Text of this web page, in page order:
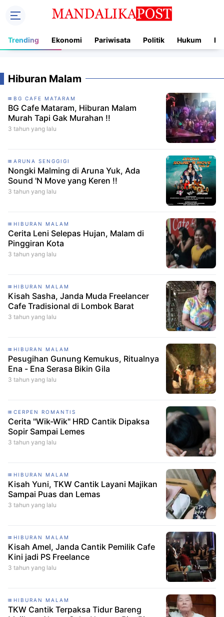
Trending Ekonomi Pariwisata Politik Hukum
Hiburan Malam
BG CAFE MATARAM
BG Cafe Mataram, Hiburan Malam
Murah Tapi Gak Murahan !!
3 tahun yang lalu
ARUNA SENGGIGI
Nongki Malming di Aruna Yuk, Ada
Sound 'N Move yang Keren !!
3 tahun yang lalu
HIBURAN MALAM
Cerita Leni Selepas Hujan, Malam di
Pinggiran Kota
3 tahun yang lalu
HIBURAN MALAM
Kisah Sasha, Janda Muda Freelancer
Cafe Tradisional di Lombok Barat
3 tahun yang lalu
HIBURAN MALAM
Pesugihan Gunung Kemukus, Ritualnya
Ena - Ena Serasa Bikin Gila
3 tahun yang lalu
CERPEN ROMANTIS
Cerita "Wik-Wik" HRD Cantik Dipaksa
Sopir Sampai Lemes
3 tahun yang lalu
HIBURAN MALAM
Kisah Yuni, TKW Cantik Layani Majikan
Sampai Puas dan Lemas
3 tahun yang lalu
HIBURAN MALAM
Kisah Amel, Janda Cantik Pemilik Cafe
Kini jadi PS Freelance
3 tahun yang lalu
HIBURAN MALAM
TKW Cantik Terpaksa Tidur Bareng